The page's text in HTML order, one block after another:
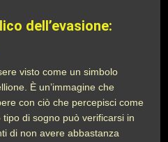
dell’evasione:
visto come un simbolo
È un’immagine che
con ciò che percepisci come
di sogno può verificarsi in
di non avere abbastanza